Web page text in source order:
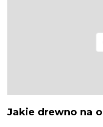
Jakie drewno na